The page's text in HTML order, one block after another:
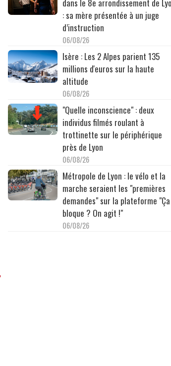
dans le 8e arrondissement de
: sa mère présentée à un juge
d’instruction
06/08/26
Isère : Les 2 Alpes parient 135
millions d'euros sur la haute
altitude
06/08/26
"Quelle inconscience" : deux
individus filmés roulant à
trottinette sur le périphérique
près de Lyon
06/08/26
Métropole de Lyon : le vélo et la
marche seraient les "premières
demandes" sur la plateforme "Ça
bloque ? On agit !"
06/08/26